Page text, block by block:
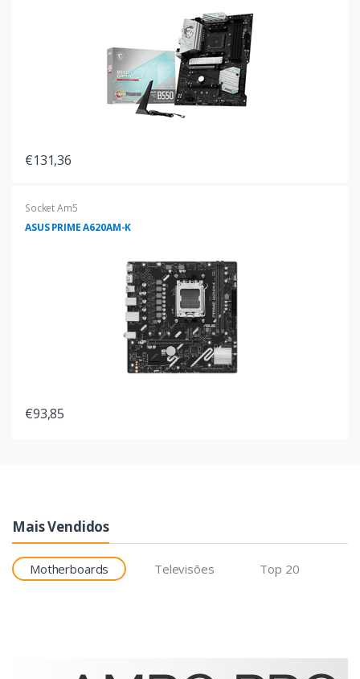
€131,36
Socket Am5
ASUS PRIME A620AM-K
€93,85
Mais Vendidos
Motherboards Televisões Top 20